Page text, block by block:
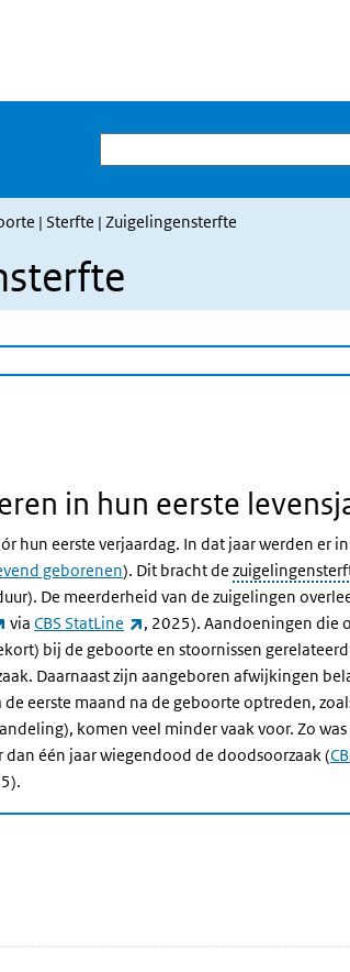
Zoeken
| Sterfte | Zuigelingensterfte
in hun eerste
hun eerste verjaardag. In dat jaar werden er
geborenen). Dit bracht de
De meerderheid van de zuigelingen
(externe link)
viaCBS StatLine (externe link)
, 2025). Aandoeningen die
bij de geboorte en stoornissen
Daarnaast zijn aangeboren afwijkingen
eerste maand na de geboorte optreden,
komen veel minder vaak voor. Zo was
één jaar wiegendood de doodsoorzaak (
link)
over en ga naar de datatabel
2024